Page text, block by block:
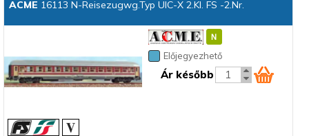
ACME 16113 N-Reisezugwg.Typ UIC-X 2.Kl. FS -2.Nr.
Előjegyezhető
Ár később